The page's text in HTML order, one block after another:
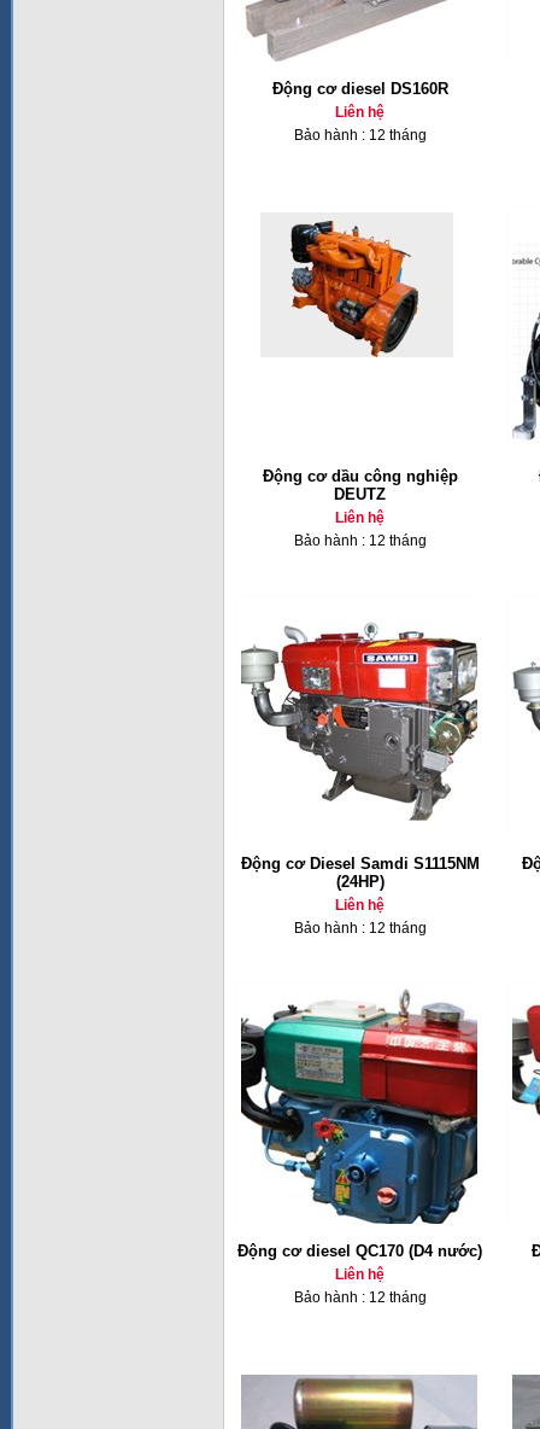
Động cơ diesel DS160R
Liên hệ
Bảo hành : 12 tháng
Động cơ dầu công nghiệp
DEUTZ
Liên hệ
Bảo hành : 12 tháng
Động cơ Diesel Samdi S1115NM
(24HP)
Liên hệ
Bảo hành : 12 tháng
Động cơ diesel QC170 (D4 nước)
Liên hệ
Bảo hành : 12 tháng